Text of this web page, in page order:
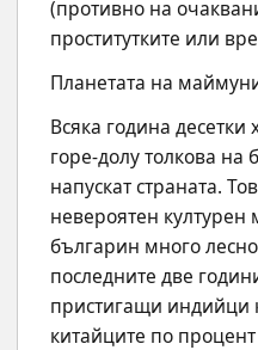
(противно на
проститутките или
Планетата на
Всяка година
горе-долу толкова на
напускат страната.
невероятен културен
българин много
последните две
пристигащи индийци
китайците по